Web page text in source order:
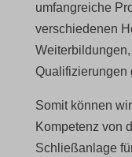
umfangreiche
verschiedenen
Qualifizierungen
Somit können
Kompetenz von
Schließanlage